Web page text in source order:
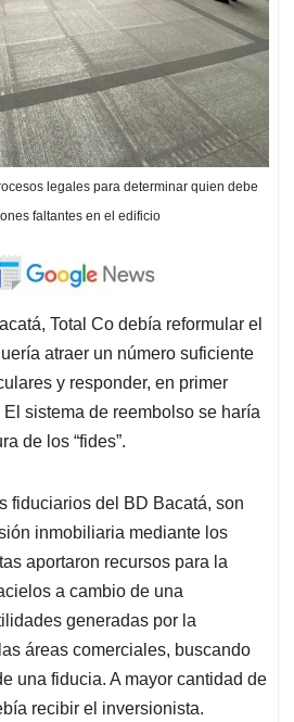
legales para determinar quien debe
faltantes en el edificio
Total Co debía reformular el
atraer un número suficiente
y responder, en primer
El sistema de reembolso se haría
de los “fides”.
fiduciarios del BD Bacatá, son
inmobiliaria mediante los
aportaron recursos para la
a cambio de una
generadas por la
áreas comerciales, buscando
una fiducia. A mayor cantidad de
recibir el inversionista.